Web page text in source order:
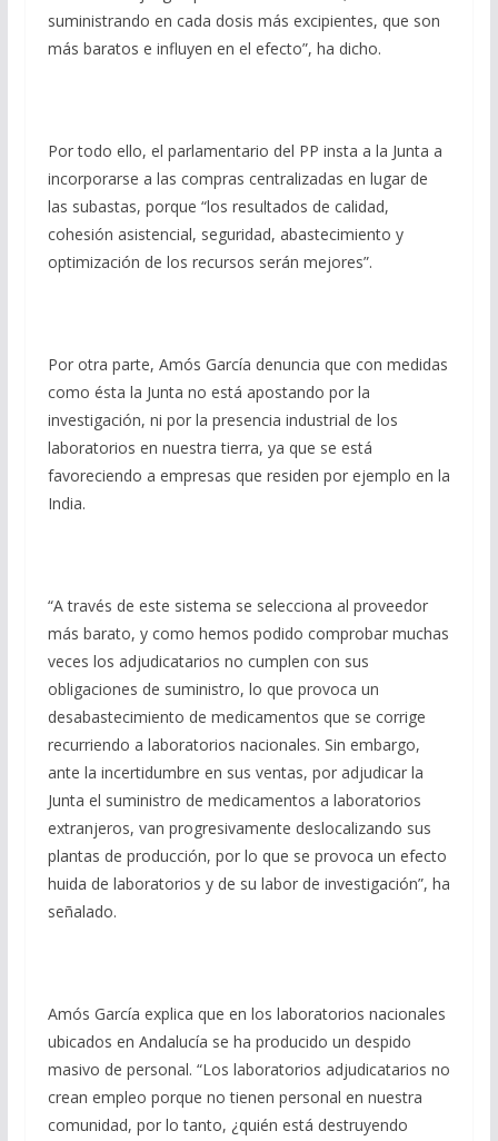
suministrando en cada dosis más excipientes, que son
más baratos e influyen en el efecto”, ha dicho.
Por todo ello, el parlamentario del PP insta a la Junta a
incorporarse a las compras centralizadas en lugar de
las subastas, porque “los resultados de calidad,
cohesión asistencial, seguridad, abastecimiento y
optimización de los recursos serán mejores”.
Por otra parte, Amós García denuncia que con medidas
como ésta la Junta no está apostando por la
investigación, ni por la presencia industrial de los
laboratorios en nuestra tierra, ya que se está
favoreciendo a empresas que residen por ejemplo en la
India.
“A través de este sistema se selecciona al proveedor
más barato, y como hemos podido comprobar muchas
veces los adjudicatarios no cumplen con sus
obligaciones de suministro, lo que provoca un
desabastecimiento de medicamentos que se corrige
recurriendo a laboratorios nacionales. Sin embargo,
ante la incertidumbre en sus ventas, por adjudicar la
Junta el suministro de medicamentos a laboratorios
extranjeros, van progresivamente deslocalizando sus
plantas de producción, por lo que se provoca un efecto
huida de laboratorios y de su labor de investigación”, ha
señalado.
Amós García explica que en los laboratorios nacionales
ubicados en Andalucía se ha producido un despido
masivo de personal. “Los laboratorios adjudicatarios no
crean empleo porque no tienen personal en nuestra
comunidad, por lo tanto, ¿quién está destruyendo